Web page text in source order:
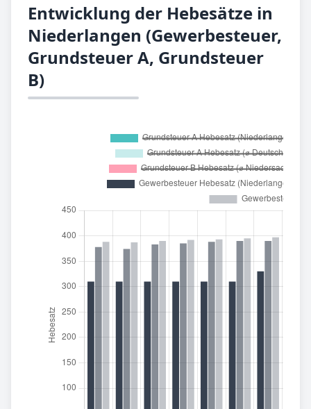
Entwicklung der Hebesätze in
Niederlangen (Gewerbesteuer,
Grundsteuer A, Grundsteuer
B)